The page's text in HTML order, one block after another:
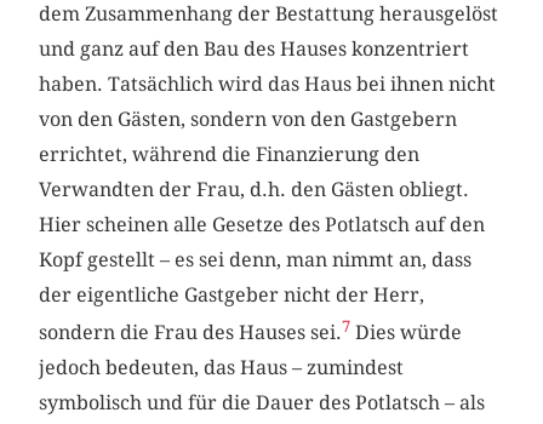
dem Zusammenhang der Bestattung herausgelöst
und ganz auf den Bau des Hauses konzentriert
haben. Tatsächlich wird das Haus bei ihnen nicht
von den Gästen, sondern von den Gastgebern
errichtet, während die Finanzierung den
Verwandten der Frau, d.h. den Gästen obliegt.
Hier scheinen alle Gesetze des Potlatsch auf den
Kopf gestellt – es sei denn, man nimmt an, dass
der eigentliche Gastgeber nicht der Herr,
sondern die Frau des Hauses sei.7 Dies würde
jedoch bedeuten, das Haus – zumindest
symbolisch und für die Dauer des Potlatsch – als